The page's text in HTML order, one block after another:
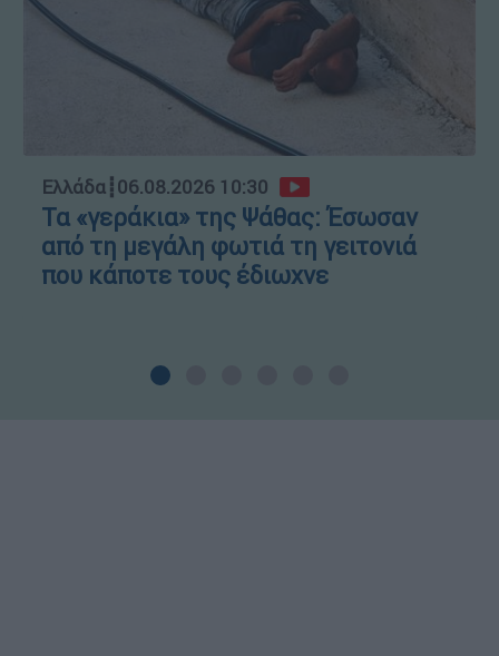
Ελλάδα┋06.08.2026 10:30
Τα «γεράκια» της Ψάθας: Έσωσαν
από τη μεγάλη φωτιά τη γειτονιά
που κάποτε τους έδιωχνε